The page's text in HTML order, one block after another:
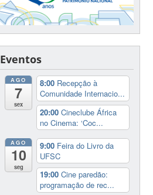
Eventos
AGO
7
sex
8:00 Recepção à
Comunidade Internacio...
20:00Cineclube África
no Cinema: ‘Coc...
AGO
10
seg
9:00 Feira do Livro da
UFSC
19:00Cine paredão:
programação de rec...